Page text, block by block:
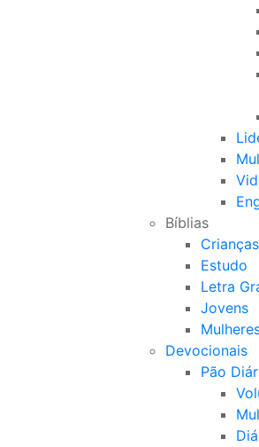
Bíblias
Crianças
Estudo
Letra
Jovens
Devocionais
Pão